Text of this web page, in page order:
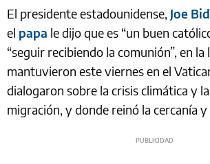
El presidente estadounidense, Joe
el papa le dijo que es “un buen
“seguir recibiendo la comunión”, en
mantuvieron este viernes en el
dialogaron sobre la crisis climática y
migración, y donde reinó la cercanía